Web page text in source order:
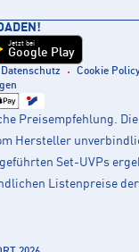
Jetzt bei
Google Play
Datenschutz
Cookie
Preisempfehlung.
Hersteller
Set-UVPs
Listenpreise